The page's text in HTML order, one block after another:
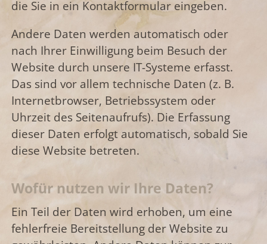
die Sie in ein Kontaktformular eingeben.
Andere Daten werden automatisch oder
nach Ihrer Einwilligung beim Besuch der
Website durch unsere IT-Systeme erfasst.
Das sind vor allem technische Daten (z. B.
Internetbrowser, Betriebssystem oder
Uhrzeit des Seitenaufrufs). Die Erfassung
dieser Daten erfolgt automatisch, sobald Sie
diese Website betreten.
Wofür nutzen wir Ihre Daten?
Ein Teil der Daten wird erhoben, um eine
fehlerfreie Bereitstellung der Website zu